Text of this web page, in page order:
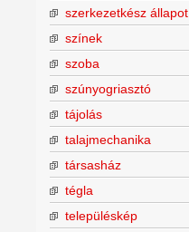
szerkezetkész állapot
színek
szoba
szúnyogriasztó
tájolás
talajmechanika
társasház
tégla
településkép